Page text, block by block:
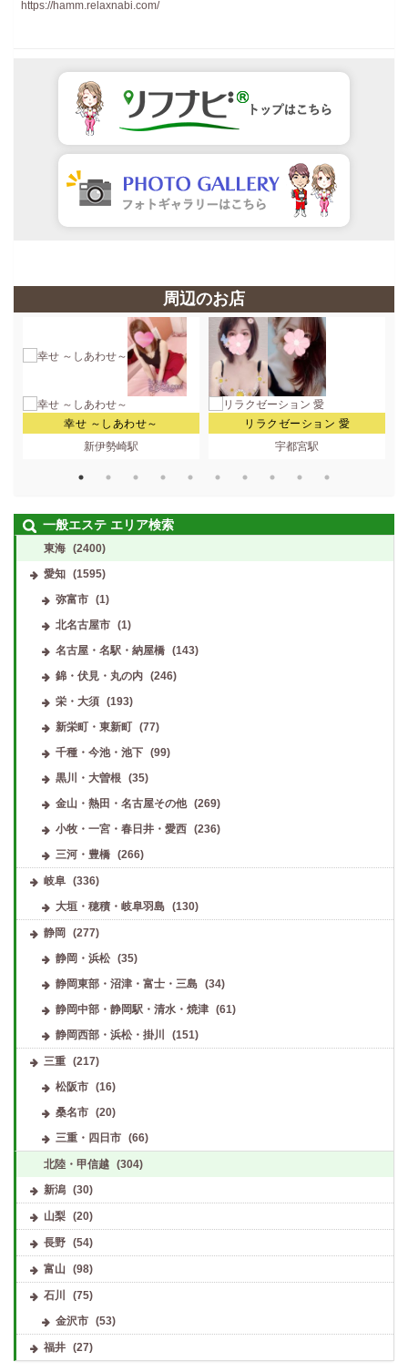
https://hamm.relaxnabi.com/
周辺のお店
幸せ ～しあわせ～
新伊勢崎駅
リラクゼーション 愛
宇都宮駅
一般エステ エリア検索
東海 (2400)
愛知 (1595)
弥富市
(1)
北名古屋市
(1)
名古屋・名駅・納屋橋
(143)
錦・伏見・丸の内
(246)
栄・大須
(193)
新栄町・東新町
(77)
千種・今池・池下
(99)
黒川・大曽根
(35)
金山・熱田・名古屋その他
(269)
小牧・一宮・春日井・愛西
(236)
三河・豊橋
(266)
岐阜 (336)
大垣・穂積・岐阜羽島
(130)
静岡
(277)
静岡・浜松
(35)
静岡東部・沼津・富士・三島
(34)
静岡中部・静岡駅・清水・焼津
(61)
静岡西部・浜松・掛川
(151)
三重 (217)
松阪市
(16)
桑名市
(20)
三重・四日市
(66)
北陸・甲信越 (304)
新潟 (30)
山梨 (20)
長野 (54)
富山 (98)
石川
(75)
金沢市
(53)
福井 (27)